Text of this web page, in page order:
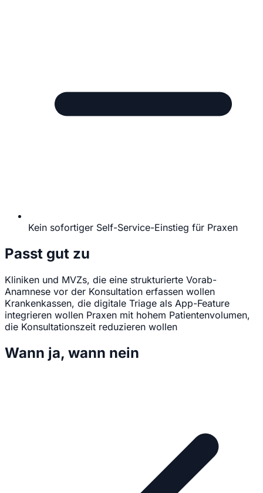
Kein sofortiger Self-Service-Einstieg für Praxen
Passt gut zu
Kliniken und MVZs, die eine strukturierte Vorab-
Anamnese vor der Konsultation erfassen wollen
Krankenkassen, die digitale Triage als App-Feature
integrieren wollen Praxen mit hohem Patientenvolumen,
die Konsultationszeit reduzieren wollen
Wann ja, wann nein